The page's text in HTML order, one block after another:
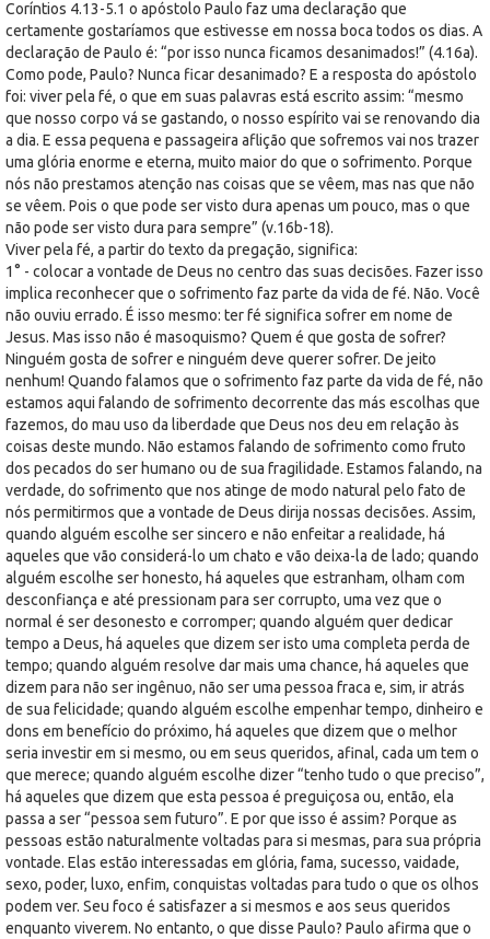
Coríntios 4.13-5.1 o apóstolo Paulo faz uma declaração que
certamente gostaríamos que estivesse em nossa boca todos os dias. A
declaração de Paulo é: “por isso nunca ficamos desanimados!” (4.16a).
Como pode, Paulo? Nunca ficar desanimado? E a resposta do apóstolo
foi: viver pela fé, o que em suas palavras está escrito assim: “mesmo
que nosso corpo vá se gastando, o nosso espírito vai se renovando dia
a dia. E essa pequena e passageira aflição que sofremos vai nos trazer
uma glória enorme e eterna, muito maior do que o sofrimento. Porque
nós não prestamos atenção nas coisas que se vêem, mas nas que não
se vêem. Pois o que pode ser visto dura apenas um pouco, mas o que
não pode ser visto dura para sempre” (v.16b-18).
Viver pela fé, a partir do texto da pregação, significa:
1° - colocar a vontade de Deus no centro das suas decisões. Fazer isso
implica reconhecer que o sofrimento faz parte da vida de fé. Não. Você
não ouviu errado. É isso mesmo: ter fé significa sofrer em nome de
Jesus. Mas isso não é masoquismo? Quem é que gosta de sofrer?
Ninguém gosta de sofrer e ninguém deve querer sofrer. De jeito
nenhum! Quando falamos que o sofrimento faz parte da vida de fé, não
estamos aqui falando de sofrimento decorrente das más escolhas que
fazemos, do mau uso da liberdade que Deus nos deu em relação às
coisas deste mundo. Não estamos falando de sofrimento como fruto
dos pecados do ser humano ou de sua fragilidade. Estamos falando, na
verdade, do sofrimento que nos atinge de modo natural pelo fato de
nós permitirmos que a vontade de Deus dirija nossas decisões. Assim,
quando alguém escolhe ser sincero e não enfeitar a realidade, há
aqueles que vão considerá-lo um chato e vão deixa-la de lado; quando
alguém escolhe ser honesto, há aqueles que estranham, olham com
desconfiança e até pressionam para ser corrupto, uma vez que o
normal é ser desonesto e corromper; quando alguém quer dedicar
tempo a Deus, há aqueles que dizem ser isto uma completa perda de
tempo; quando alguém resolve dar mais uma chance, há aqueles que
dizem para não ser ingênuo, não ser uma pessoa fraca e, sim, ir atrás
de sua felicidade; quando alguém escolhe empenhar tempo, dinheiro e
dons em benefício do próximo, há aqueles que dizem que o melhor
seria investir em si mesmo, ou em seus queridos, afinal, cada um tem o
que merece; quando alguém escolhe dizer “tenho tudo o que preciso”,
há aqueles que dizem que esta pessoa é preguiçosa ou, então, ela
passa a ser “pessoa sem futuro”. E por que isso é assim? Porque as
pessoas estão naturalmente voltadas para si mesmas, para sua própria
vontade. Elas estão interessadas em glória, fama, sucesso, vaidade,
sexo, poder, luxo, enfim, conquistas voltadas para tudo o que os olhos
podem ver. Seu foco é satisfazer a si mesmos e aos seus queridos
enquanto viverem. No entanto, o que disse Paulo? Paulo afirma que o